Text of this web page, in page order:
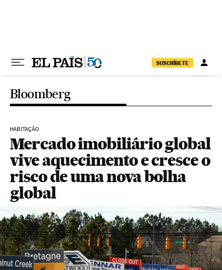
SUSCRÍBETE
Bloomberg
HABITAÇÃO
Mercado imobiliário global
vive aquecimento e cresce o
risco de uma nova bolha
global